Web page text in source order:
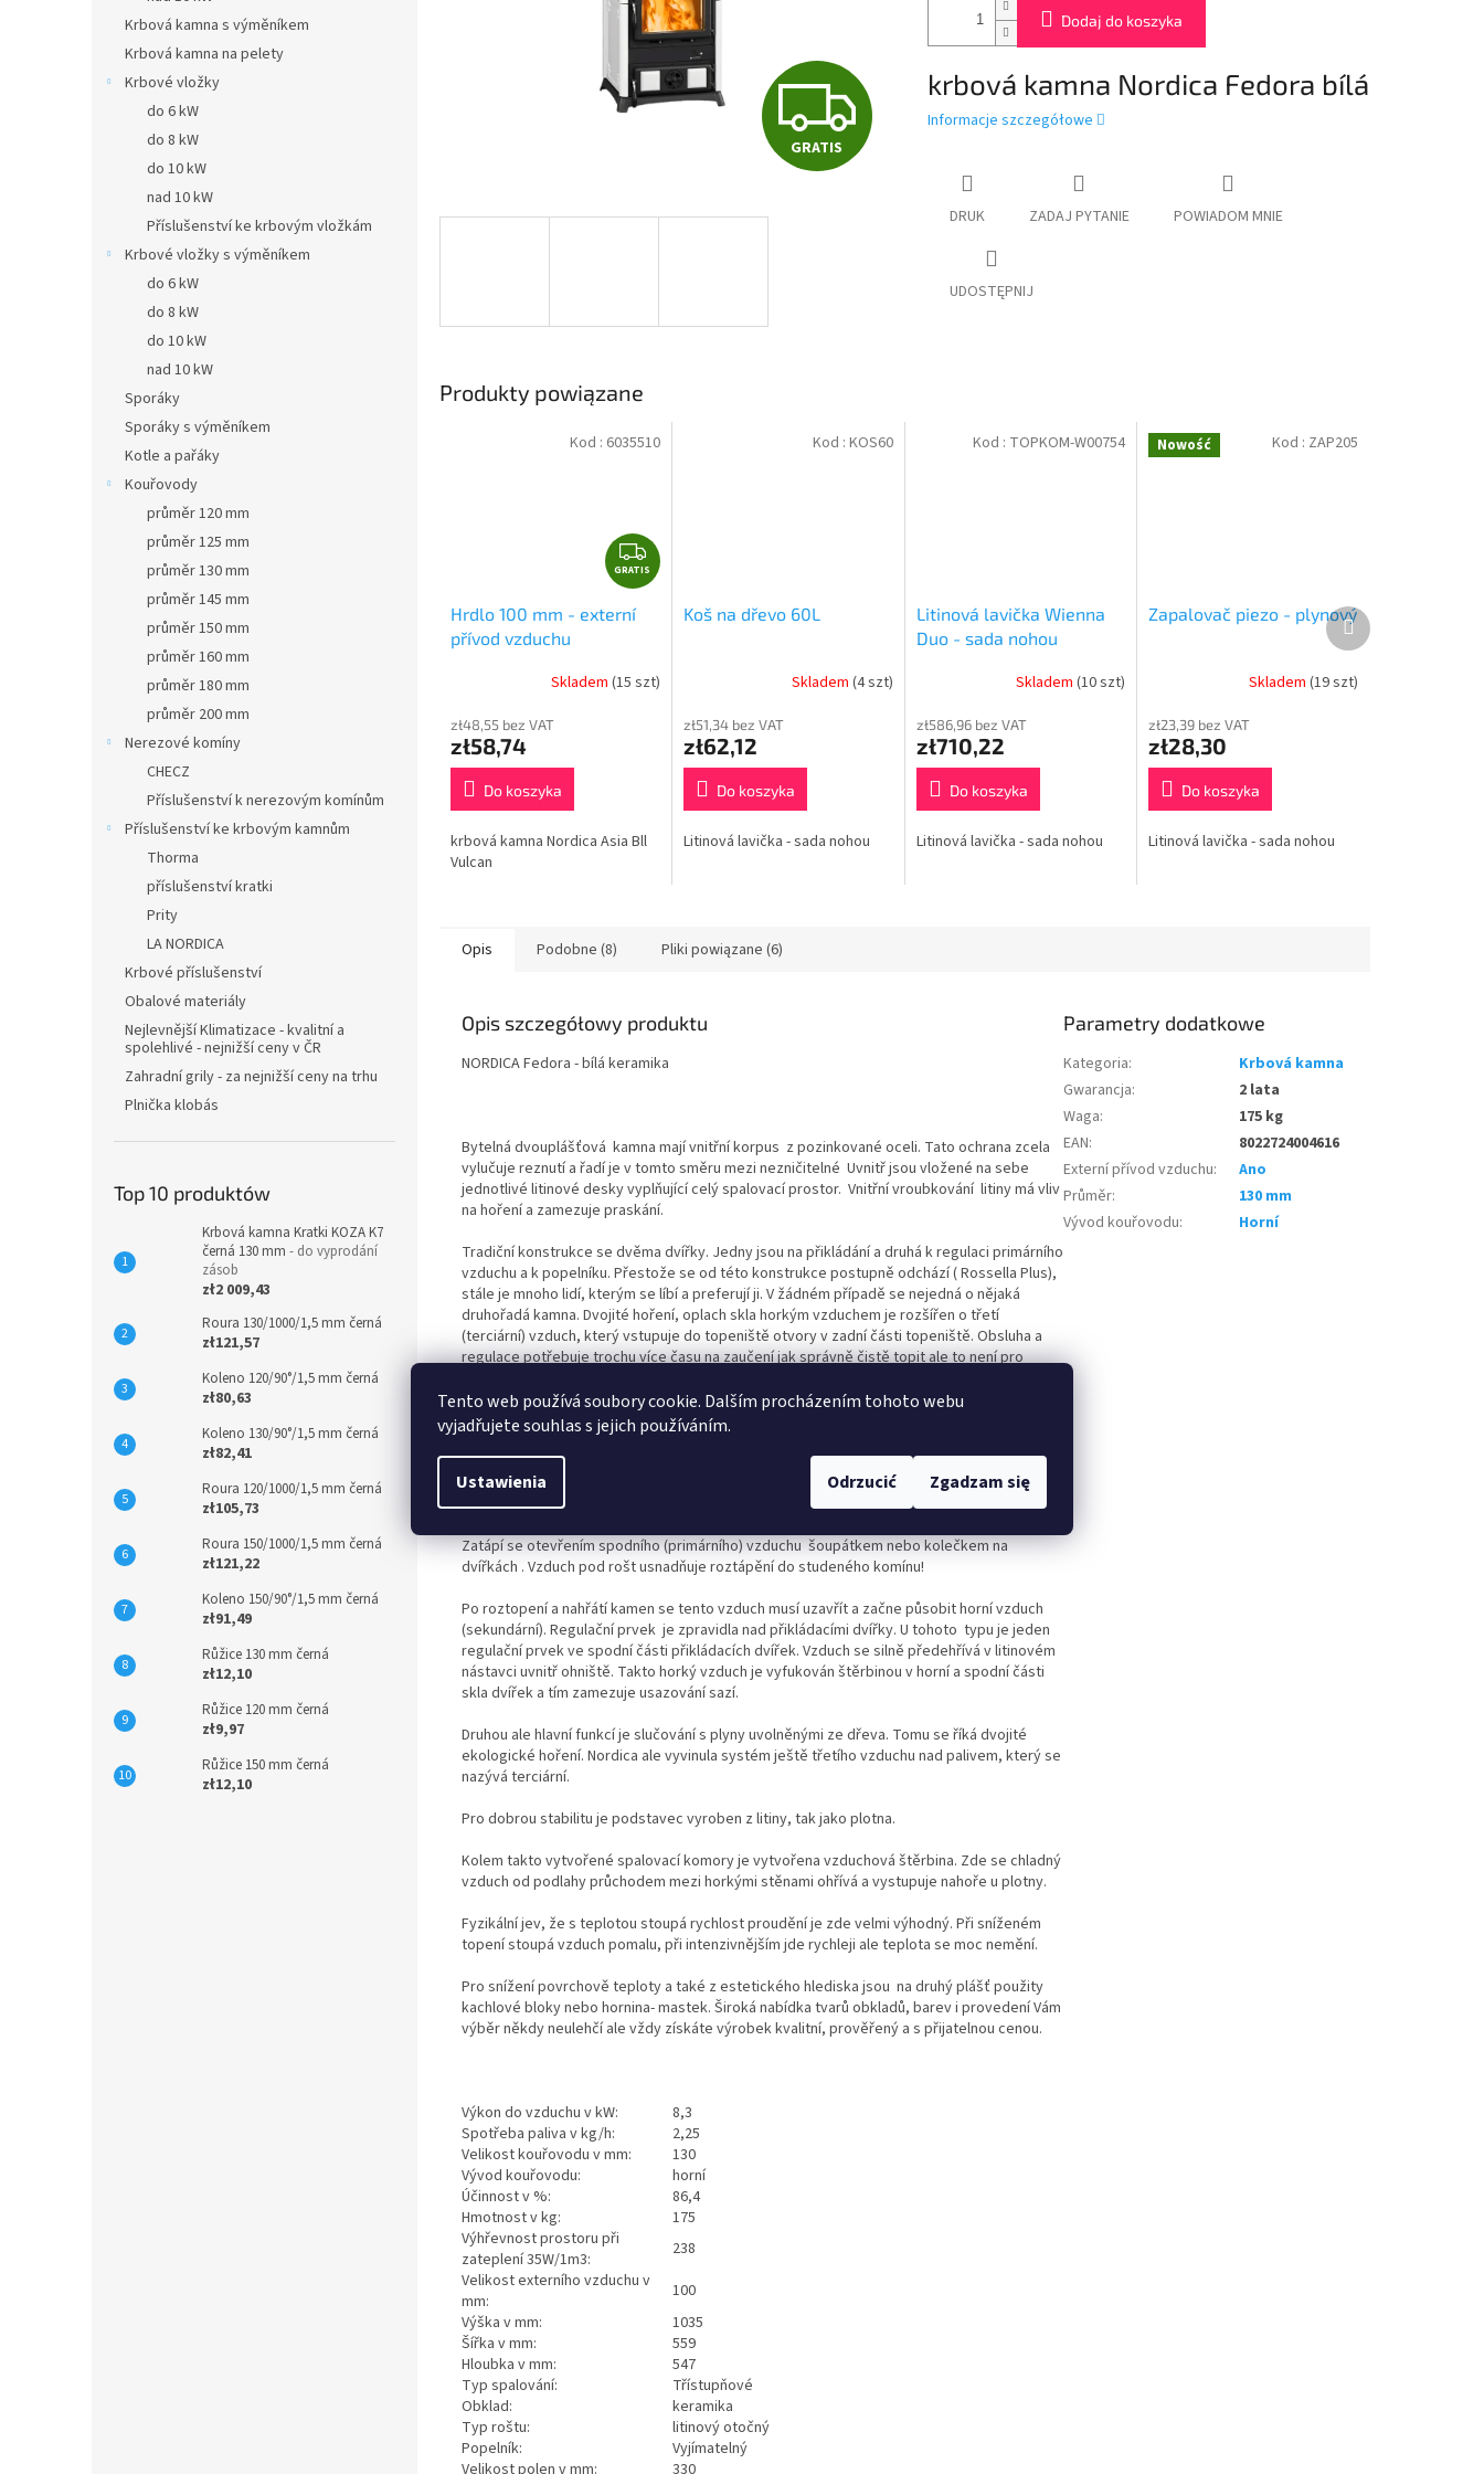
Tento web používá soubory cookie. Dalším procházením tohoto webu
vyjadřujete souhlas s jejich používáním.
Ustawienia Odrzucić Zgadzam się
Krbová kamna s výměníkem
Krbová kamna na pelety
Krbové vložky
do 6 kW
do 8 kW
do 10 kW
nad 10 kW
Příslušenství ke krbovým vložkám
Krbové vložky s výměníkem
do 6 kW
do 8 kW
do 10 kW
nad 10 kW
Sporáky
Sporáky s výměníkem
Kotle a pařáky
Kouřovody
průměr 120 mm
průměr 125 mm
průměr 130 mm
průměr 145 mm
průměr 150 mm
průměr 160 mm
průměr 180 mm
průměr 200 mm
Nerezové komíny
CHECZ
Příslušenství k nerezovým komínům
Příslušenství ke krbovým kamnům
Thorma
příslušenství kratki
Prity
LA NORDICA
Krbové příslušenství
Obalové materiály
Nejlevnější Klimatizace - kvalitní a
spolehlivé - nejnižší ceny v ČR
Zahradní grily - za nejnižší ceny na trhu
Plnička klobás
Top 10 produktów
Krbová kamna Kratki KOZA K7
černá 130 mm - do vyprodání
zásob
zł2 009,43
Roura 130/1000/1,5 mm černá
zł121,57
Koleno 120/90°/1,5 mm černá
zł80,63
Koleno 130/90°/1,5 mm černá
zł82,41
Roura 120/1000/1,5 mm černá
zł105,73
Roura 150/1000/1,5 mm černá
zł121,22
Koleno 150/90°/1,5 mm černá
zł91,49
Růžice 130 mm černá
zł12,10
Růžice 120 mm černá
zł9,97
Růžice 150 mm černá
zł12,10
G
R
I
GRATIS
Dodaj do koszyka
krbová kamna Nordica Fedora bílá
Informacje szczegółowe
DRUK ZADAJ PYTANIE POWIADOM MNIE
UDOSTĘPNIJ
Produkty powiązane
G
R
S
GRATIS
Hrdlo 100 mm - externí
přívod vzduchu
Skladem (15 szt)
zł48,55 bez VAT
zł58,74
Do koszyka
krbová kamna Nordica Asia Bll
Vulcan
Kod : 6035510
Koš na dřevo 60L
Skladem (4 szt)
zł51,34 bez VAT
zł62,12
Do koszyka
Litinová lavička - sada nohou
Kod : KOS60
Litinová lavička Wienna
Duo - sada nohou
Skladem(10 szt)
zł586,96 bez VAT
zł710,22
Do koszyka
Litinová lavička - sada nohou
Kod : TOPKOM-W00754 Nowość
Zapalovač piezo - plynový
Skladem (19 szt)
zł23,39 bez VAT
zł28,30
Do koszyka
Litinová lavička - sada nohou
Kod : ZAP205
Produkt
następny
Opis Podobne (8) Pliki powiązane (6)
Opis szczegółowy produktu
NORDICA Fedora - bílá keramika
Bytelná dvouplášťová kamna mají vnitřní korpus z pozinkované oceli. Tato ochrana zcela
vylučuje reznutí a řadí je v tomto směru mezi nezničitelné Uvnitř jsou vložené na sebe
jednotlivé litinové desky vyplňující celý spalovací prostor. Vnitřní vroubkování litiny má vliv
na hoření a zamezuje praskání.
Tradiční konstrukce se dvěma dvířky. Jedny jsou na přikládání a druhá k regulaci primárního
vzduchu a k popelníku. Přestože se od této konstrukce postupně odchází ( Rossella Plus),
stále je mnoho lidí, kterým se líbí a preferují ji. V žádném případě se nejedná o nějaká
druhořadá kamna. Dvojité hoření, oplach skla horkým vzduchem je rozšířen o třetí
(terciární) vzduch, který vstupuje do topeniště otvory v zadní části topeniště. Obsluha a
regulace potřebuje trochu více času na zaučení jak správně čistě topit ale to není pro
Otočný litinový rošt a popelník umožňují dlouhodobé topení bez vyhasnutí. V horní části
ohniště, před výstupem do komína je vložen systém deflektorů. Ty mají za úkol jednak
omezit plameny do komína ale i zlepšit průběh dohoření plynů ze dřeva.
Ovládání při topení je velmi jednoduché.
Zatápí se otevřením spodního (primárního) vzduchu šoupátkem nebo kolečkem na
dvířkách . Vzduch pod rošt usnadňuje roztápění do studeného komínu!
Po roztopení a nahřátí kamen se tento vzduch musí uzavřít a začne působit horní vzduch
(sekundární). Regulační prvek je zpravidla nad přikládacími dvířky. U tohoto typu je jeden
regulační prvek ve spodní části přikládacích dvířek. Vzduch se silně předehřívá v litinovém
nástavci uvnitř ohniště. Takto horký vzduch je vyfukován štěrbinou v horní a spodní části
skla dvířek a tím zamezuje usazování sazí.
Druhou ale hlavní funkcí je slučování s plyny uvolněnými ze dřeva. Tomu se říká dvojité
ekologické hoření. Nordica ale vyvinula systém ještě třetího vzduchu nad palivem, který se
nazývá terciární.
Pro dobrou stabilitu je podstavec vyroben z litiny, tak jako plotna.
Kolem takto vytvořené spalovací komory je vytvořena vzduchová štěrbina. Zde se chladný
vzduch od podlahy průchodem mezi horkými stěnami ohřívá a vystupuje nahoře u plotny.
Fyzikální jev, že s teplotou stoupá rychlost proudění je zde velmi výhodný. Při sníženém
topení stoupá vzduch pomalu, při intenzivnějším jde rychleji ale teplota se moc nemění.
Pro snížení povrchově teploty a také z estetického hlediska jsou na druhý plášť použity
kachlové bloky nebo hornina- mastek. Široká nabídka tvarů obkladů, barev i provedení Vám
výběr někdy neulehčí ale vždy získáte výrobek kvalitní, prověřený a s přijatelnou cenou.
Výkon do vzduchu v kW:
8,3
Spotřeba paliva v kg/h:
2,25
Velikost kouřovodu v mm:
130
Vývod kouřovodu:
horní
Účinnost v %:
86,4
Hmotnost v kg:
175
Výhřevnost prostoru při
zateplení 35W/1m3:
238
Velikost externího vzduchu v
mm:
100
Výška v mm:
1035
Šířka v mm:
559
Hloubka v mm:
547
Typ spalování:
Třístupňové
Obklad:
keramika
Typ roštu:
litinový otočný
Popelník:
Vyjímatelný
Velikost polen v mm:
330
Parametry dodatkowe
Kategoria:
Krbová kamna
Gwarancja:
2 lata
Waga:
175 kg
EAN:
8022724004616
Externí přívod vzduchu:
Ano
Průměr:
130 mm
Vývod kouřovodu: Horní